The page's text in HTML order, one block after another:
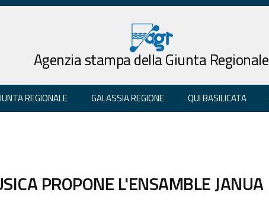
Agenzia stampa della Giunta Regionale
REGIONALE GALASSIA REGIONE QUI BASILICATA
PROPONE L'ENSAMBLE JANUA